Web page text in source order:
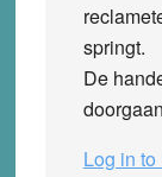
springt.
De
Log in